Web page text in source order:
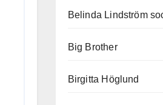
Belinda Lindström
Big Brother
Birgitta Höglund